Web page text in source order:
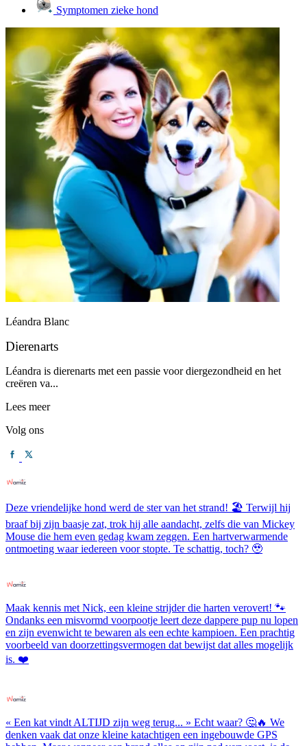
Symptomen zieke hond
Léandra Blanc
Dierenarts
Léandra is dierenarts met een passie voor diergezondheid en het
creëren va...
Lees meer
Volg ons
Deze vriendelijke hond werd de ster van het strand! 🏖️ Terwijl hij
braaf bij zijn baasje zat, trok hij alle aandacht, zelfs die van Mickey
Mouse die hem even gedag kwam zeggen. Een hartverwarmende
ontmoeting waar iedereen voor stopte. Te schattig, toch? 🥹
Maak kennis met Nick, een kleine strijder die harten verovert! 🐾
Ondanks een misvormd voorpootje leert deze dappere pup nu lopen
en zijn evenwicht te bewaren als een echte kampioen. Een prachtig
voorbeeld van doorzettingsvermogen dat bewijst dat alles mogelijk
is. ❤️
« Een kat vindt ALTIJD zijn weg terug... » Echt waar? 🤔🔥 We
denken vaak dat onze kleine katachtigen een ingebouwde GPS